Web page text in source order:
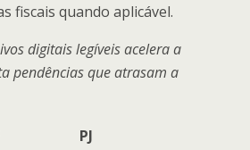
fiscais quando aplicável.
digitais legíveis acelera a
pendências que atrasam a
PJ